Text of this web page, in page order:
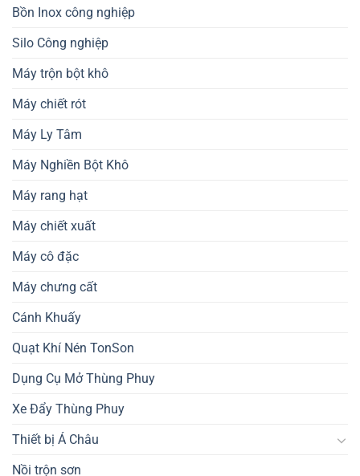
Bồn Inox công nghiệp
Silo Công nghiệp
Máy trộn bột khô
Máy chiết rót
Máy Ly Tâm
Máy Nghiền Bột Khô
Máy rang hạt
Máy chiết xuất
Máy cô đặc
Máy chưng cất
Cánh Khuấy
Quạt Khí Nén TonSon
Dụng Cụ Mở Thùng Phuy
Xe Đẩy Thùng Phuy
Thiết bị Á Châu
Nồi trộn sơn